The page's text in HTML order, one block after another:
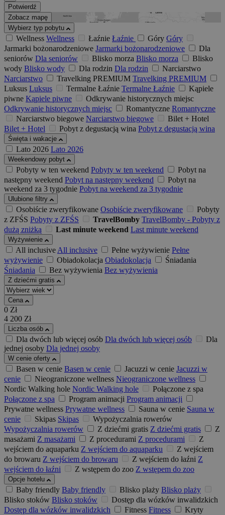
Potwierdź
Zobacz mapę
Wybierz typ pobytu
Wellness Wellness Łaźnie Łaźnie Góry Góry
Jarmarki bożonarodzeniowe Jarmarki bożonarodzeniowe
Dla
seniorów Dla seniorów Blisko morza Blisko morza
Blisko
wody Blisko wody Dla rodzin Dla rodzin
Narciarstwo
Narciarstwo
Travelking PREMIUM Travelking PREMIUM
Luksus Luksus Termalne Łaźnie Termalne Łaźnie
Kąpiele
piwne Kąpiele piwne
Odkrywanie historycznych miejsc
Odkrywanie historycznych miejsc
Romantyczne Romantyczne
Narciarstwo biegowe Narciarstwo biegowe
Bilet + Hotel
Bilet + Hotel
Pobyt z degustacją wina Pobyt z degustacją wina
Święta i wakacje
Lato 2026 Lato 2026
Weekendowy pobyt
Pobyty w ten weekend Pobyty w ten weekend
Pobyt na
następny weekend Pobyt na następny weekend
Pobyt na
weekend za 3 tygodnie Pobyt na weekend za 3 tygodnie
Ulubione filtry
Osobiście zweryfikowane Osobiście zweryfikowane
Pobyty
z ZFŚS Pobyty z ZFŚS TravelBomby TravelBomby - Pobyty z
dużą zniżką
Last minute weekend Last minute weekend
Wyżywienie
All inclusiveAll inclusive Pełne wyżywienie Pełne
wyżywienie
Obiadokolacja Obiadokolacja
Śniadania
Śniadania
Bez wyżywienia Bez wyżywienia
Z dziećmi gratis
Cena
0 Zł
4 200 Zł
Liczba osób
Dla dwóch lub więcej osób Dla dwóch lub więcej osób
Dla
jednej osoby Dla jednej osoby
W cenie oferty
Basen w cenie Basen w cenie Jacuzzi w cenie Jacuzzi w
cenie
Nieograniczone wellness Nieograniczone wellness
Nordic Walking hole Nordic Walking hole
Połączone z spa
Połączone z spa
Program animacji Program animacji
Prywatne wellness Prywatne wellness Sauna w cenie Sauna w
cenie
Skipas Skipas
Wypożyczalnia rowerów
Wypożyczalnia rowerów
Z dziećmi gratis Z dziećmi gratis
Z
masażami Z masażami Z procedurami Z procedurami
Z
wejściem do aquaparku Z wejściem do aquaparku
Z wejściem
do browaru Z wejściem do browaru Z wejściem do łaźni Z
wejściem do łaźni
Z wstępem do zoo Z wstępem do zoo
Opcje hotelu
Baby friendly Baby friendly Blisko plaży Blisko plaży
Blisko stoków Blisko stoków
Dostęp dla wózków inwalidzkich
Dostęp dla wózków inwalidzkich
Fitness Fitness
Kryty